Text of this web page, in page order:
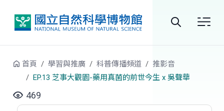
站
搜
首頁 學習與推廣 科普傳播頻道
推影音
EP.13 芝事大觀園-藥用真菌的前世今生 x 吳聲華
469